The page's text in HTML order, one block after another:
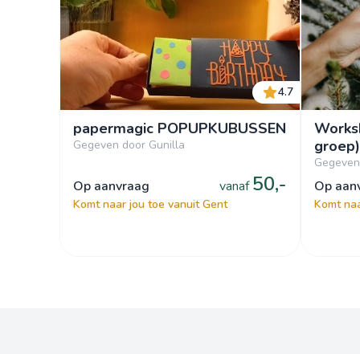
4.7
papermagic POPUPKUBUSSEN
Gegeven door Gunilla
op aanvraag vanaf 50,-
Komt naar jou toe vanuit Gent
groep)
op
Komt